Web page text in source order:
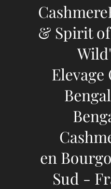
& Spirit
Elevage
en
Sud -